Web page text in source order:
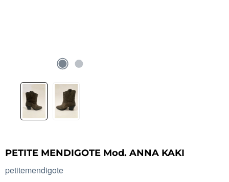
PETITE MENDIGOTE Mod. ANNA KAKI
petitemendigote